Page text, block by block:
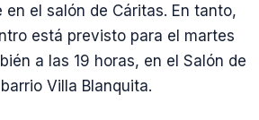
el salón de Cáritas. En tanto,
está previsto para el martes
a las 19 horas, en el Salón de
Villa Blanquita.